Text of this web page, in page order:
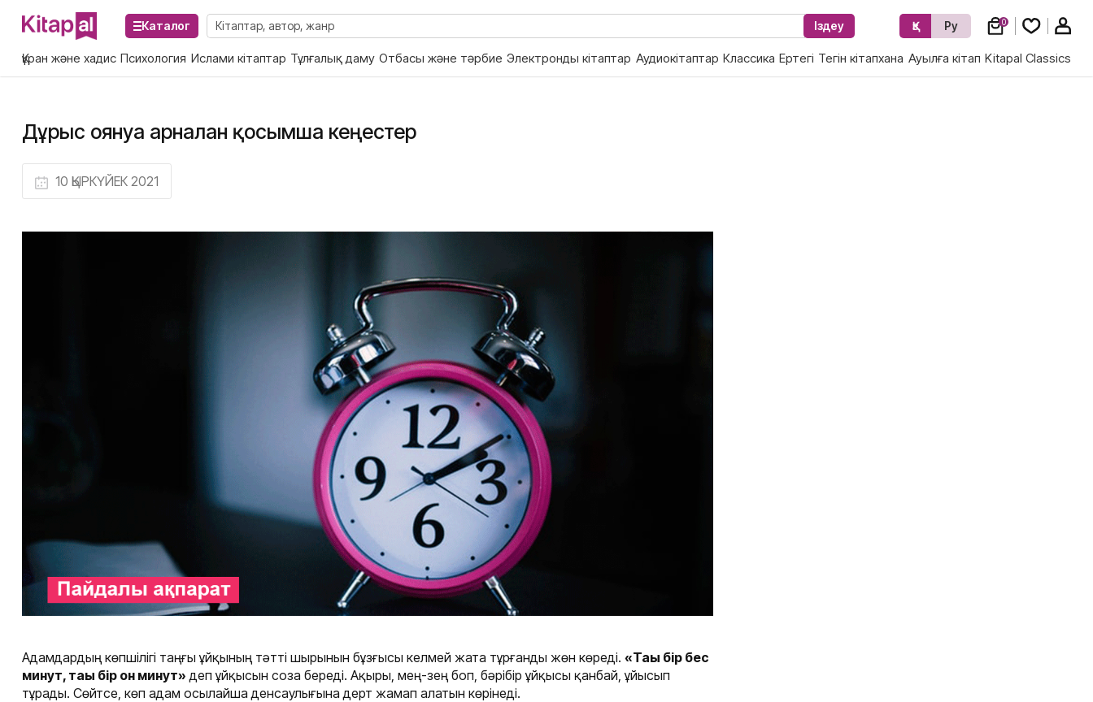
Каталог Іздеу Қз Ру 0
Құран және хадис Психология Ислами кітаптар Тұлғалық даму Отбасы және тәрбие Электронды кітаптар Аудиокітаптар Классика Ертегі Тегін кітапхана Ауылға кітап Kitapal Classics
Дұрыс оянуға арналған қосымша кеңестер
10 ҚЫРКҮЙЕК 2021
Адамдардың көпшілігі таңғы ұйқының тәтті шырынын бұзғысы келмей жата тұрғанды жөн көреді. «Тағы бір бес
минут, тағы бір он минут» деп ұйқысын соза береді. Ақыры, мең-зең боп, бәрібір ұйқысы қанбай, ұйысып
тұрады. Сөйтсе, көп адам осылайша денсаулығына дерт жамап алатын көрінеді.